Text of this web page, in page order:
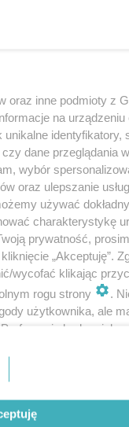
oraz inne podmioty z
na urządzeniu
identyfikatory,
dane przeglądania
wybór
oraz ulepszanie
używać
charakterystykę
prywatność,
„Akceptuję”.
wycofać klikając
rogu strony
.
użytkownika, ale
będą miały
abyś mógł
znajdziesz w